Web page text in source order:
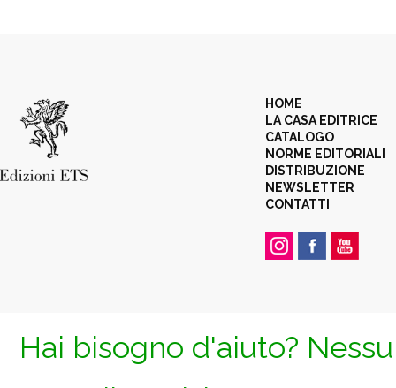
HOME
LA CASA EDITRICE
CATALOGO
NORME EDITORIALI
DISTRIBUZIONE
NEWSLETTER
CONTATTI
Hai bisogno d'aiuto?